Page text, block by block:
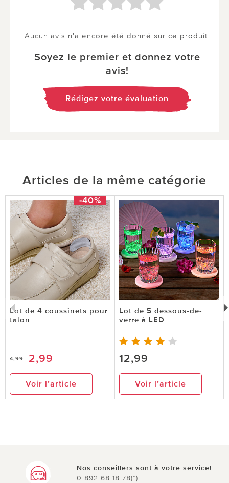
Aucun avis n'a encore été donné sur ce produit.
Soyez le premier et donnez votre
avis!
Rédigez votre évaluation
Articles de la même catégorie
-40%
Lot de 4 coussinets pour
talon
4,99 2,99
Voir l’article
Lot de 5 dessous-de-
verre à LED
12,99
Voir l’article
Nos conseillers sont à votre service!
0 892 68 18 78(*)